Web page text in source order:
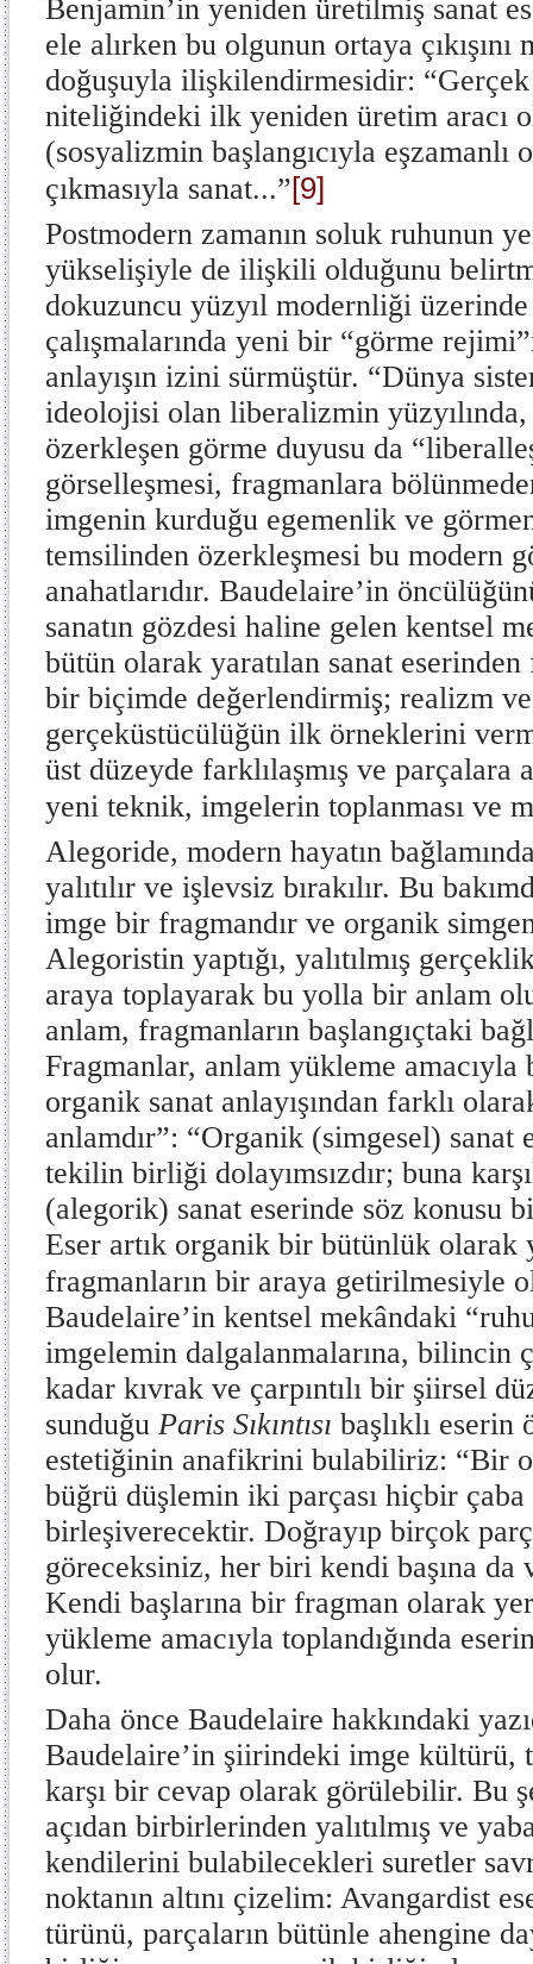
Benjamin’in yeniden üretilmiş sanat
ele alırken bu olgunun ortaya
doğuşuyla ilişkilendirmesidir:
niteliğindeki ilk yeniden üretim aracı
(sosyalizmin başlangıcıyla eşzamanlı
çıkmasıyla sanat...”[9]
Postmodern zamanın soluk ruhunun
yükselişiyle de ilişkili olduğunu
dokuzuncu yüzyıl modernliği
çalışmalarında yeni bir “görme
anlayışın izini sürmüştür. “Dünya
ideolojisi olan liberalizmin
özerkleşen görme duyusu da
görselleşmesi, fragmanlara
imgenin kurduğu egemenlik ve
temsilinden özerkleşmesi bu modern
anahatlarıdır. Baudelaire’in
sanatın gözdesi haline gelen kentsel
bütün olarak yaratılan sanat
bir biçimde değerlendirmiş; realizm
gerçeküstücülüğün ilk örneklerini
üst düzeyde farklılaşmış ve parçalara
yeni teknik, imgelerin toplanması ve
Alegoride, modern hayatın
yalıtılır ve işlevsiz bırakılır. Bu
imge bir fragmandır ve organik
Alegoristin yaptığı, yalıtılmış
araya toplayarak bu yolla bir anlam
anlam, fragmanların başlangıçtaki
Fragmanlar, anlam yükleme
organik sanat anlayışından farklı
anlamdır”: “Organik (simgesel) sanat
tekilin birliği dolayımsızdır; buna
(alegorik) sanat eserinde söz konusu
Eser artık organik bir bütünlük olarak
fragmanların bir araya getirilmesiyle
Baudelaire’in kentsel mekândaki
imgelemin dalgalanmalarına, bilincin
kadar kıvrak ve çarpıntılı bir şiirsel
sunduğu Paris Sıkıntısı başlıklı eserin
estetiğinin anafikrini bulabiliriz: “Bir
büğrü düşlemin iki parçası hiçbir çaba
birleşiverecektir. Doğrayıp birçok
göreceksiniz, her biri kendi başına
Kendi başlarına bir fragman olarak
yükleme amacıyla toplandığında
olur.
Daha önce Baudelaire hakkındaki
Baudelaire’in şiirindeki imge kültürü,
karşı bir cevap olarak görülebilir. Bu
açıdan birbirlerinden yalıtılmış ve
kendilerini bulabilecekleri suretler
noktanın altını çizelim: Avangardist
türünü, parçaların bütünle ahengine